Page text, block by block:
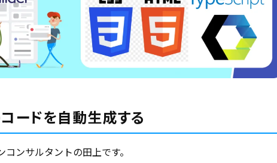
ードを自動生成する
ンサルタントの田上です。